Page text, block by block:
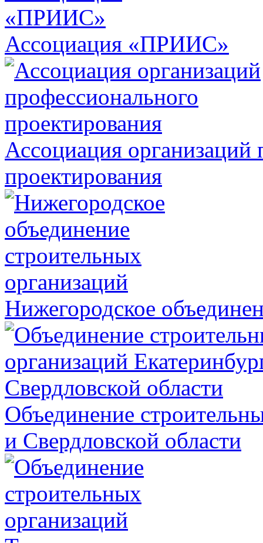
Ассоциация «ПРИИС»
Ассоциация организаций
проектирования
Нижегородское
Объединение
и Свердловской области